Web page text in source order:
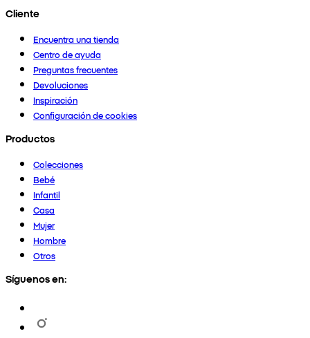
Cliente
Encuentra una tienda
Centro de ayuda
Preguntas frecuentes
Devoluciones
Inspiración
Configuración de cookies
Productos
Colecciones
Bebé
Infantil
Casa
Mujer
Hombre
Otros
Síguenos en: